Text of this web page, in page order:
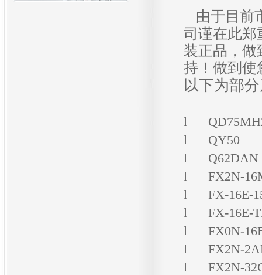
由于目前
司谨在此郑
装正品，做
持！做到使
以下为部
l
l
QY50
l
Q62DAN
l
FX2N-
l
FX-16E-
l
FX-16E-
l
FX0N-
l
FX2N-
l
FX2N-